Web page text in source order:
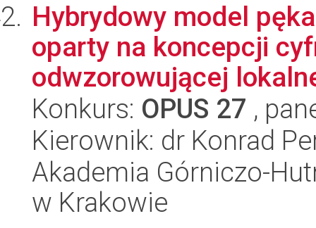
Hybrydowy model
oparty na koncepcji
odwzorowującej
Konkurs: OPUS 27 ,
Kierownik: dr Konrad
Akademia Górniczo-
w Krakowie